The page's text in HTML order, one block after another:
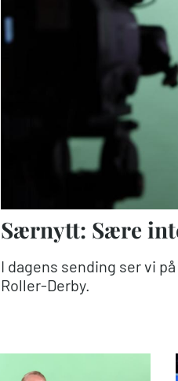
Særnytt: Sære
I dagens sending ser vi
Roller-Derby.